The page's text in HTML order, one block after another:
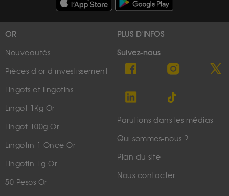
OR
Nouveautés
Pièces d'or d'investissement
Lingots et lingotins
Lingot 1Kg Or
Lingot 100g Or
Lingotin 1 Once Or
Lingotin 1g Or
50 Pesos Or
PLUS D'INFOS
Suivez-nous
Parutions dans les médias
Qui sommes-nous ?
Plan du site
Nous contacter